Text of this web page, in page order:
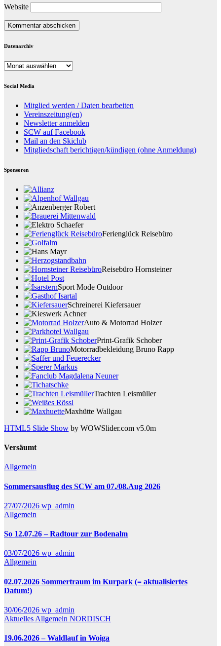
Website
Datenarchiv
Datenarchiv
Social Media
Mitglied werden / Daten bearbeiten
Vereinszeitung(en)
Newsletter anmelden
SCW auf Facebook
Mail an den Skiclub
Mitgliedschaft berichtigen/kündigen (ohne Anmeldung)
Sponsoren
Ferienglück Reisebüro
Reisebüro Hornsteiner
Sport Mode Outdoor
Schreinerei Kiefersauer
Auto & Motorrad Holzer
Print-Grafik Schober
Motorradbekleidung Bruno Rapp
Trachten Leismüller
Maxhütte Wallgau
HTML5 Slide Show by WOWSlider.com v5.0m
Versäumt
Allgemein
Sommersausflug des SCW am 07./08.Aug 2026
27/07/2026 wp_admin
Allgemein
So 12.07.26 – Radtour zur Bodenalm
03/07/2026 wp_admin
Allgemein
02.07.2026 Sommertraum im Kurpark (= aktualisiertes
Datum!)
30/06/2026 wp_admin
Aktuelles Allgemein NORDISCH
19.06.2026 – Waldlauf in Woiga